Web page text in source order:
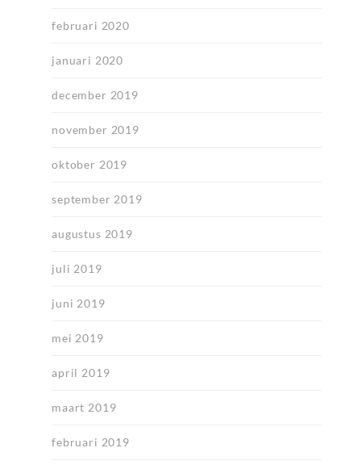
februari 2020
januari 2020
december 2019
november 2019
oktober 2019
september 2019
augustus 2019
juli 2019
juni 2019
mei 2019
april 2019
maart 2019
februari 2019